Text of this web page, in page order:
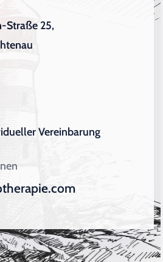
Straße 25,
Vereinbarung